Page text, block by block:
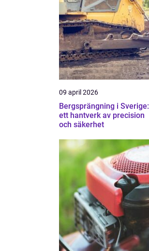
09 april 2026
Bergsprängning i Sverige:
ett hantverk av precision
och säkerhet